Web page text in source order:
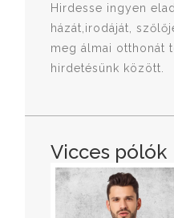
Hirdesse ingyen
házát,irodáját,
meg álmai otthonát
hirdetésünk között.
Vicces pólók